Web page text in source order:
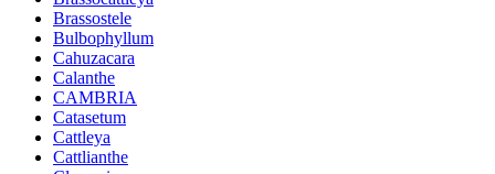
Brassostele
Bulbophyllum
Cahuzacara
Calanthe
CAMBRIA
Catasetum
Cattleya
Cattlianthe